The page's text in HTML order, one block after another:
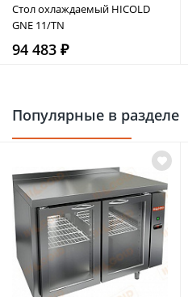
Стол охлаждаемый HICOLD
GNE 11/TN
94 483 ₽
Популярные в разделе